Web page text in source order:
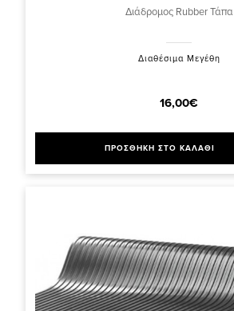
Διάδρομος Rubber Τάπα
Διαθέσιμα Μεγέθη
16,00€
ΠΡΟΣΘΗΚΗ ΣΤΟ ΚΑΛΑΘΙ